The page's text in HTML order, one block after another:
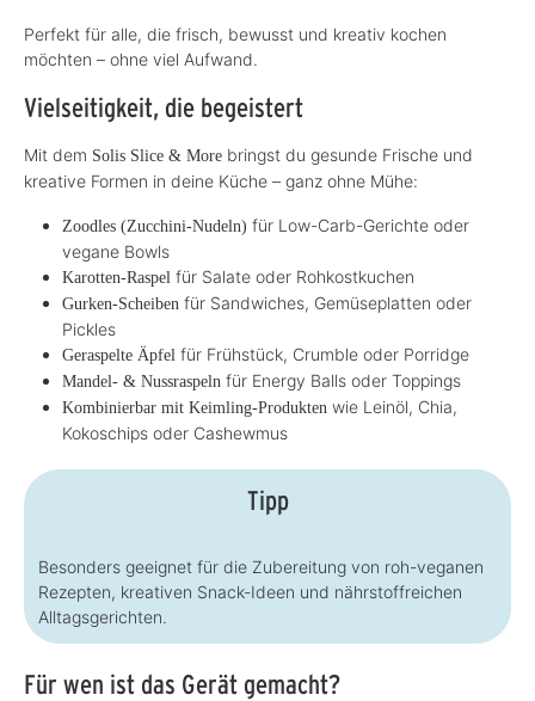
Perfekt für alle, die frisch, bewusst und kreativ kochen
möchten – ohne viel Aufwand.
Vielseitigkeit, die begeistert
Mit dem Solis Slice & More bringst du gesunde Frische und
kreative Formen in deine Küche – ganz ohne Mühe:
Zoodles (Zucchini-Nudeln) für Low-Carb-Gerichte oder
vegane Bowls
Karotten-Raspel für Salate oder Rohkostkuchen
Gurken-Scheiben für Sandwiches, Gemüseplatten oder
Pickles
Geraspelte Äpfel für Frühstück, Crumble oder Porridge
Mandel- & Nussraspeln für Energy Balls oder Toppings
Kombinierbar mit Keimling-Produkten wie Leinöl, Chia,
Kokoschips oder Cashewmus
Tipp
Besonders geeignet für die Zubereitung von roh-veganen
Rezepten, kreativen Snack-Ideen und nährstoffreichen
Alltagsgerichten.
Für wen ist das Gerät gemacht?